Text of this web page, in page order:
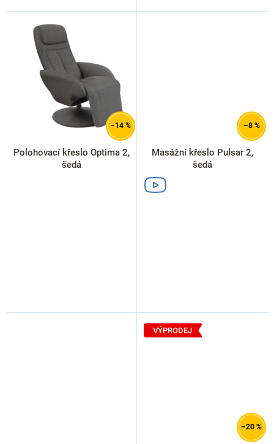
–14 %
Polohovací křeslo Optima 2,
šedá
–8 %
Masážní křeslo Pulsar 2,
šedá
VÝPRODEJ
–20 %